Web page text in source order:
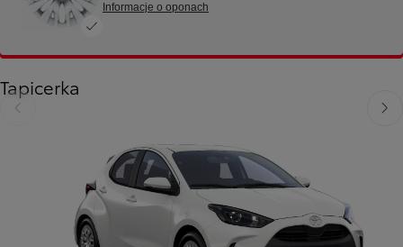
Informacje o oponach
Tapicerka
Poprzedni